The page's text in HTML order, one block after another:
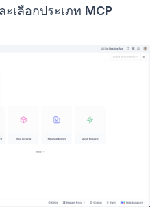
เลือกประเภท MCP